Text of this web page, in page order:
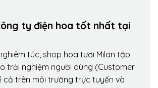
ty điện hoa tốt nhất tại
túc, shop hoa tươi Milan tập
trải nghiệm người dùng (Customer
cả trên môi trường trực tuyến và